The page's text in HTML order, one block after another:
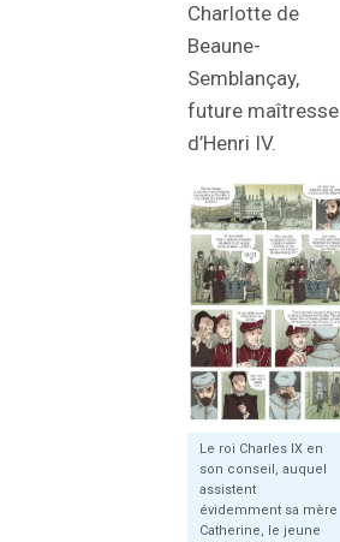
Charlotte de
Beaune-
Semblançay,
future maîtresse
d’Henri IV.
Le roi Charles IX en
son conseil, auquel
assistent
évidemment sa mère
Catherine, le jeune